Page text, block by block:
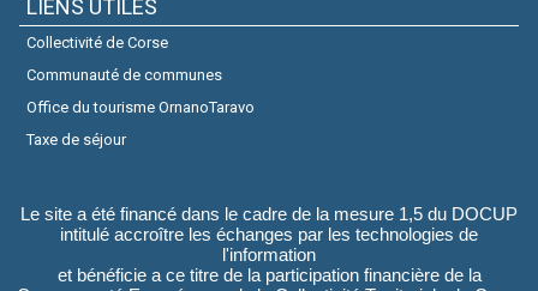
LIENS UTILES
Collectivité de Corse
Communauté de communes
Office du tourisme OrnanoTaravo
Taxe de séjour
Le site a été financé dans le cadre de la mesure 1,5 du DOCUP
intitulé accroître les échanges par les technologies de
l'information
et bénéficie a ce titre de la participation financière de la